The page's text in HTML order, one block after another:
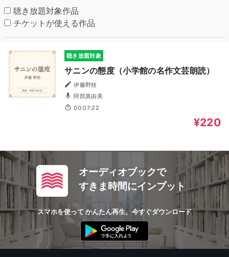
聴き放題対象作品
チケットが使える作品
聴き放題対象
サニンの態度（小学館の名作文芸朗読）
伊藤野枝
阿部真由美
00:07:22
¥220
オーディオブックで
すきま時間にインプット
スマホを使って かんたん再生、今すぐダウンロード